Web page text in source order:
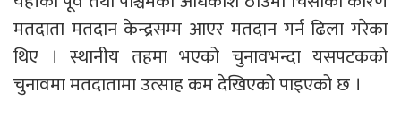
मतदाता मतदान केन्द्रसम्म आएर मतदान गर्न ढिला गरेका
थिए । स्थानीय तहमा भएको चुनावभन्दा यसपटकको
चुनावमा मतदातामा उत्साह कम देखिएको पाइएको छ ।